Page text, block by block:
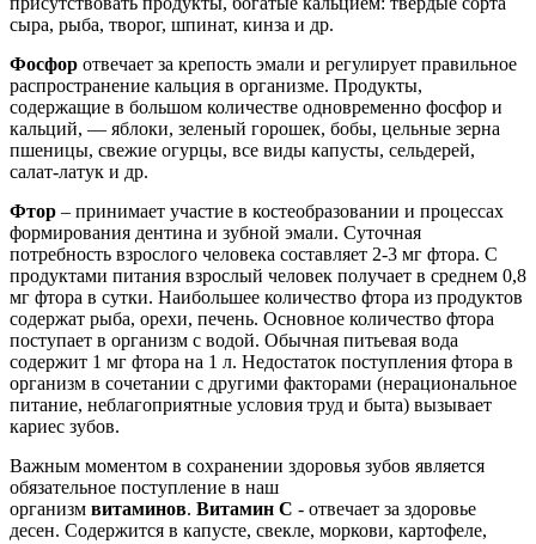
сыра, рыба, творог, шпинат, кинза и др.
Фосфор отвечает за крепость эмали и регулирует правильное
распространение кальция в организме. Продукты,
содержащие в большом количестве одновременно фосфор и
кальций, — яблоки, зеленый горошек, бобы, цельные зерна
пшеницы, свежие огурцы, все виды капусты, сельдерей,
салат-латук и др.
Фтор – принимает участие в костеобразовании и процессах
формирования дентина и зубной эмали. Суточная
потребность взрослого человека составляет 2-3 мг фтора. С
продуктами питания взрослый человек получает в среднем 0,8
мг фтора в сутки. Наибольшее количество фтора из продуктов
содержат рыба, орехи, печень. Основное количество фтора
поступает в организм с водой. Обычная питьевая вода
содержит 1 мг фтора на 1 л. Недостаток поступления фтора в
организм в сочетании с другими факторами (нерациональное
питание, неблагоприятные условия труд и быта) вызывает
кариес зубов.
Важным моментом в сохранении здоровья зубов является
обязательное поступление в наш
организм витаминов. Витамин С - отвечает за здоровье
десен. Содержится в капусте, свекле, моркови, картофеле,